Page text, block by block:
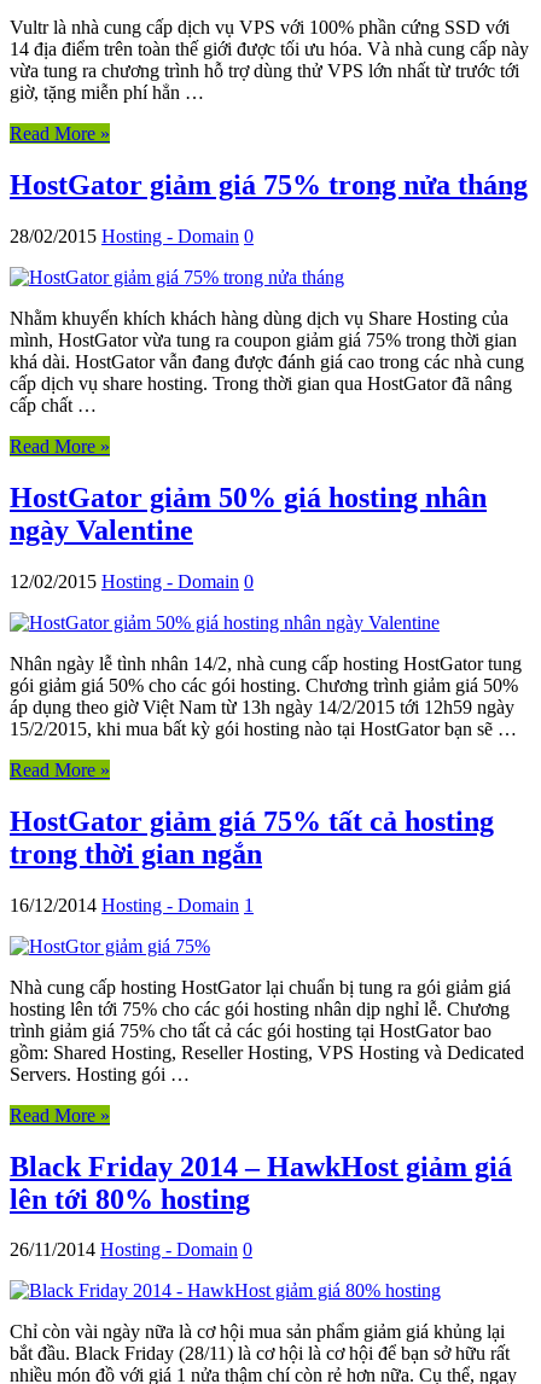
Vultr là nhà cung cấp dịch vụ VPS với 100% phần cứng SSD với
14 địa điểm trên toàn thế giới được tối ưu hóa. Và nhà cung cấp này
vừa tung ra chương trình hỗ trợ dùng thử VPS lớn nhất từ trước tới
giờ, tặng miễn phí hẳn …
Read More »
HostGator giảm giá 75% trong nửa tháng
28/02/2015 Hosting - Domain 0
Nhằm khuyến khích khách hàng dùng dịch vụ Share Hosting của
mình, HostGator vừa tung ra coupon giảm giá 75% trong thời gian
khá dài. HostGator vẫn đang được đánh giá cao trong các nhà cung
cấp dịch vụ share hosting. Trong thời gian qua HostGator đã nâng
cấp chất …
Read More »
HostGator giảm 50% giá hosting nhân
ngày Valentine
12/02/2015 Hosting - Domain 0
Nhân ngày lễ tình nhân 14/2, nhà cung cấp hosting HostGator tung
gói giảm giá 50% cho các gói hosting. Chương trình giảm giá 50%
áp dụng theo giờ Việt Nam từ 13h ngày 14/2/2015 tới 12h59 ngày
15/2/2015, khi mua bất kỳ gói hosting nào tại HostGator bạn sẽ …
Read More »
HostGator giảm giá 75% tất cả hosting
trong thời gian ngắn
16/12/2014 Hosting - Domain 1
Nhà cung cấp hosting HostGator lại chuẩn bị tung ra gói giảm giá
hosting lên tới 75% cho các gói hosting nhân dịp nghỉ lễ. Chương
trình giảm giá 75% cho tất cả các gói hosting tại HostGator bao
gồm: Shared Hosting, Reseller Hosting, VPS Hosting và Dedicated
Servers. Hosting gói …
Read More »
Black Friday 2014 – HawkHost giảm giá
lên tới 80% hosting
26/11/2014 Hosting - Domain 0
Chỉ còn vài ngày nữa là cơ hội mua sản phẩm giảm giá khủng lại
bắt đầu. Black Friday (28/11) là cơ hội là cơ hội để bạn sở hữu rất
nhiều món đồ với giá 1 nửa thậm chí còn rẻ hơn nữa. Cụ thể, ngay